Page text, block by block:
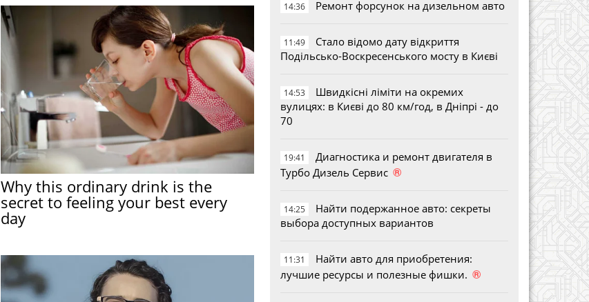
Why this ordinary drink is the
secret to feeling your best every
day
14:36 Ремонт форсунок на дизельном авто
11:49
Стало відомо дату відкриття
Подільсько-Воскресенського мосту в Києві
14:53
Швидкісні ліміти на окремих
вулицях: в Києві до 80 км/год, в Дніпрі - до
70
19:41
Диагностика и ремонт двигателя в
Турбо Дизель Сервис ®
14:25
Найти подержанное авто: секреты
выбора доступных вариантов
11:31
Найти авто для приобретения:
лучшие ресурсы и полезные фишки. ®